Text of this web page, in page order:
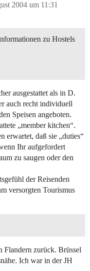
2004 um 11:31
zu Hostels
ausgestattet als in D.
auch recht individuell
Speisen angeboten.
„member kitchen“.
erwartet, daß sie „duties“
Ihr aufgefordert
zu saugen oder den
der Reisenden
versorgten Tourismus
Flandern zurück. Brüssel
Ich war in der JH